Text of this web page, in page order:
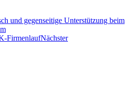
und gegenseitige Unterstützung beim
FirmenlaufNächster